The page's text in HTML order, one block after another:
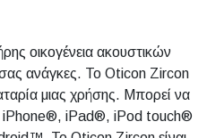
οικογένεια ακουστικών
σας ανάγκες. Το Oticon Zircon
μιας χρήσης. Μπορεί να
iPhone®, iPad®, iPod touch®